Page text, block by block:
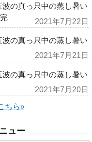
の真っ只中の蒸し暑い
2021年7月22日
の真っ只中の蒸し暑い
2021年7月21日
の真っ只中の蒸し暑い
2021年7月20日
ちら»
ュー